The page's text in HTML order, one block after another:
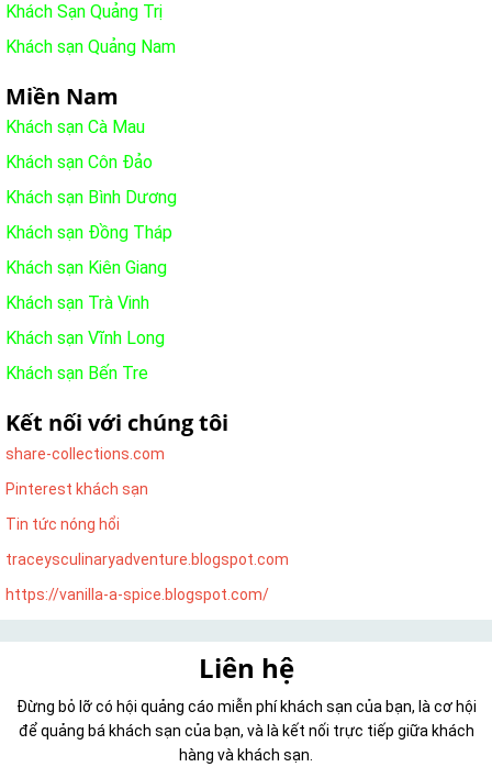
Khách Sạn Quảng Trị
Khách sạn Quảng Nam
Miền Nam
Khách sạn Cà Mau
Khách sạn Côn Đảo
Khách sạn Bình Dương
Khách sạn Đồng Tháp
Khách sạn Kiên Giang
Khách sạn Trà Vinh
Khách sạn Vĩnh Long
Khách sạn Bến Tre
Kết nối với chúng tôi
share-collections.com
Pinterest khách sạn
Tin tức nóng hổi
traceysculinaryadventure.blogspot.com
https://vanilla-a-spice.blogspot.com/
Liên hệ
Đừng bỏ lỡ có hội quảng cáo miễn phí khách sạn của bạn, là cơ hội
để quảng bá khách sạn của bạn, và là kết nối trực tiếp giữa khách
hàng và khách sạn.